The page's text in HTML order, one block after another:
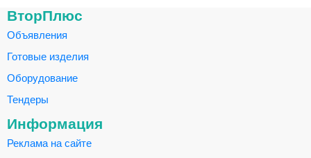
ВторПлюс
Объявления
Готовые изделия
Оборудование
Тендеры
Информация
Реклама на сайте